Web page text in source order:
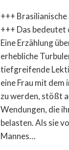
+++
+++ Das bedeutet
Eine Erzählung
erhebliche
tiefgreifende
eine Frau mit
zu werden, stößt
Wendungen, die
belasten. Als sie
Mannes…